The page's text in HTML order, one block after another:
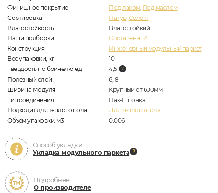
Финишное покрытие
Под лаком, Под маслом
Сортировка
Натур, Селект
Влагостойкость
Влагостойкий
Наши подборки
Состаренный
Конструкция
Инженерный модульный паркет
Вес упаковки, кг
10
Твердость по бринелю, ед
4,5
Полезный слой
6, 8
Ширина Модуля
Крупный от 600мм
Тип соединения
Паз-Шпонка
Подходит для теплого пола
Для теплого пола
Объём упаковки, м3
0,006
Способ укладки
Укладка модульного паркета
Подробнее
О производителе